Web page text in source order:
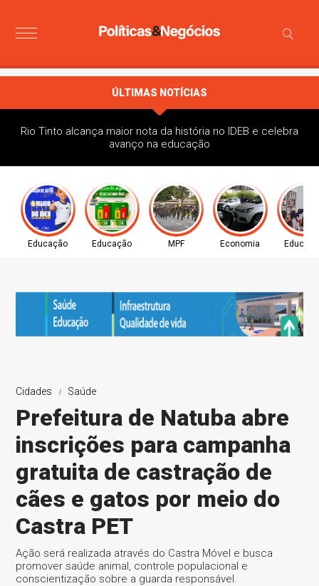
ÚLTIMAS NOTÍCIAS
Rio Tinto alcança maior nota da história no IDEB e celebra
avanço na educação
Educação Educação MPF Economia
Cidades Saúde
Prefeitura de Natuba abre
inscrições para campanha
gratuita de castração de
cães e gatos por meio do
Castra PET
Ação será realizada através do Castra Móvel e busca
promover saúde animal, controle populacional e
conscientização sobre a guarda responsável.